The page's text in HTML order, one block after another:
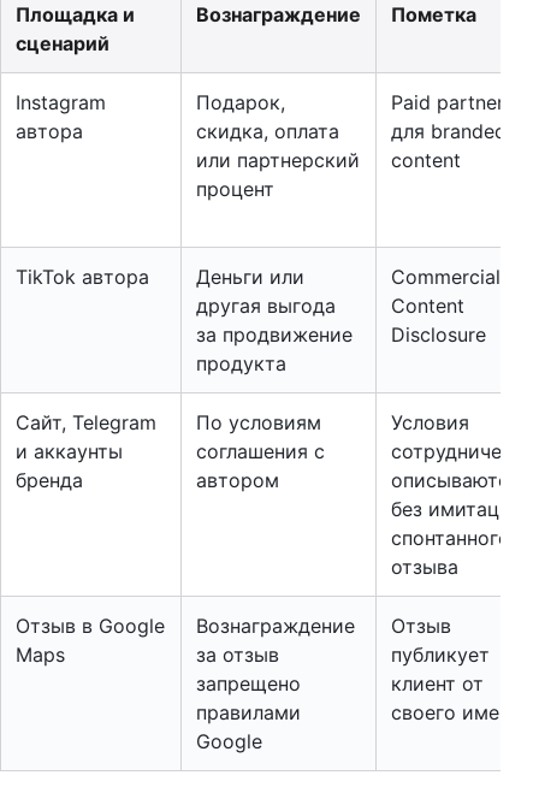
Площадка и
сценарий
Вознаграждение Пометка
Instagram
автора
Подарок,
скидка, оплата
или партнерский
процент
Paid
для branded
content
TikTok автора
Деньги или
другая выгода
за продвижение
продукта
Commercial
Content
Disclosure
Сайт, Telegram
и аккаунты
бренда
По условиям
соглашения с
автором
Условия
описываются
без имитации
спонтанного
отзыва
Отзыв в Google
Maps
Вознаграждение
за отзыв
запрещено
правилами
Google
Отзыв
публикует
клиент от
своего имени